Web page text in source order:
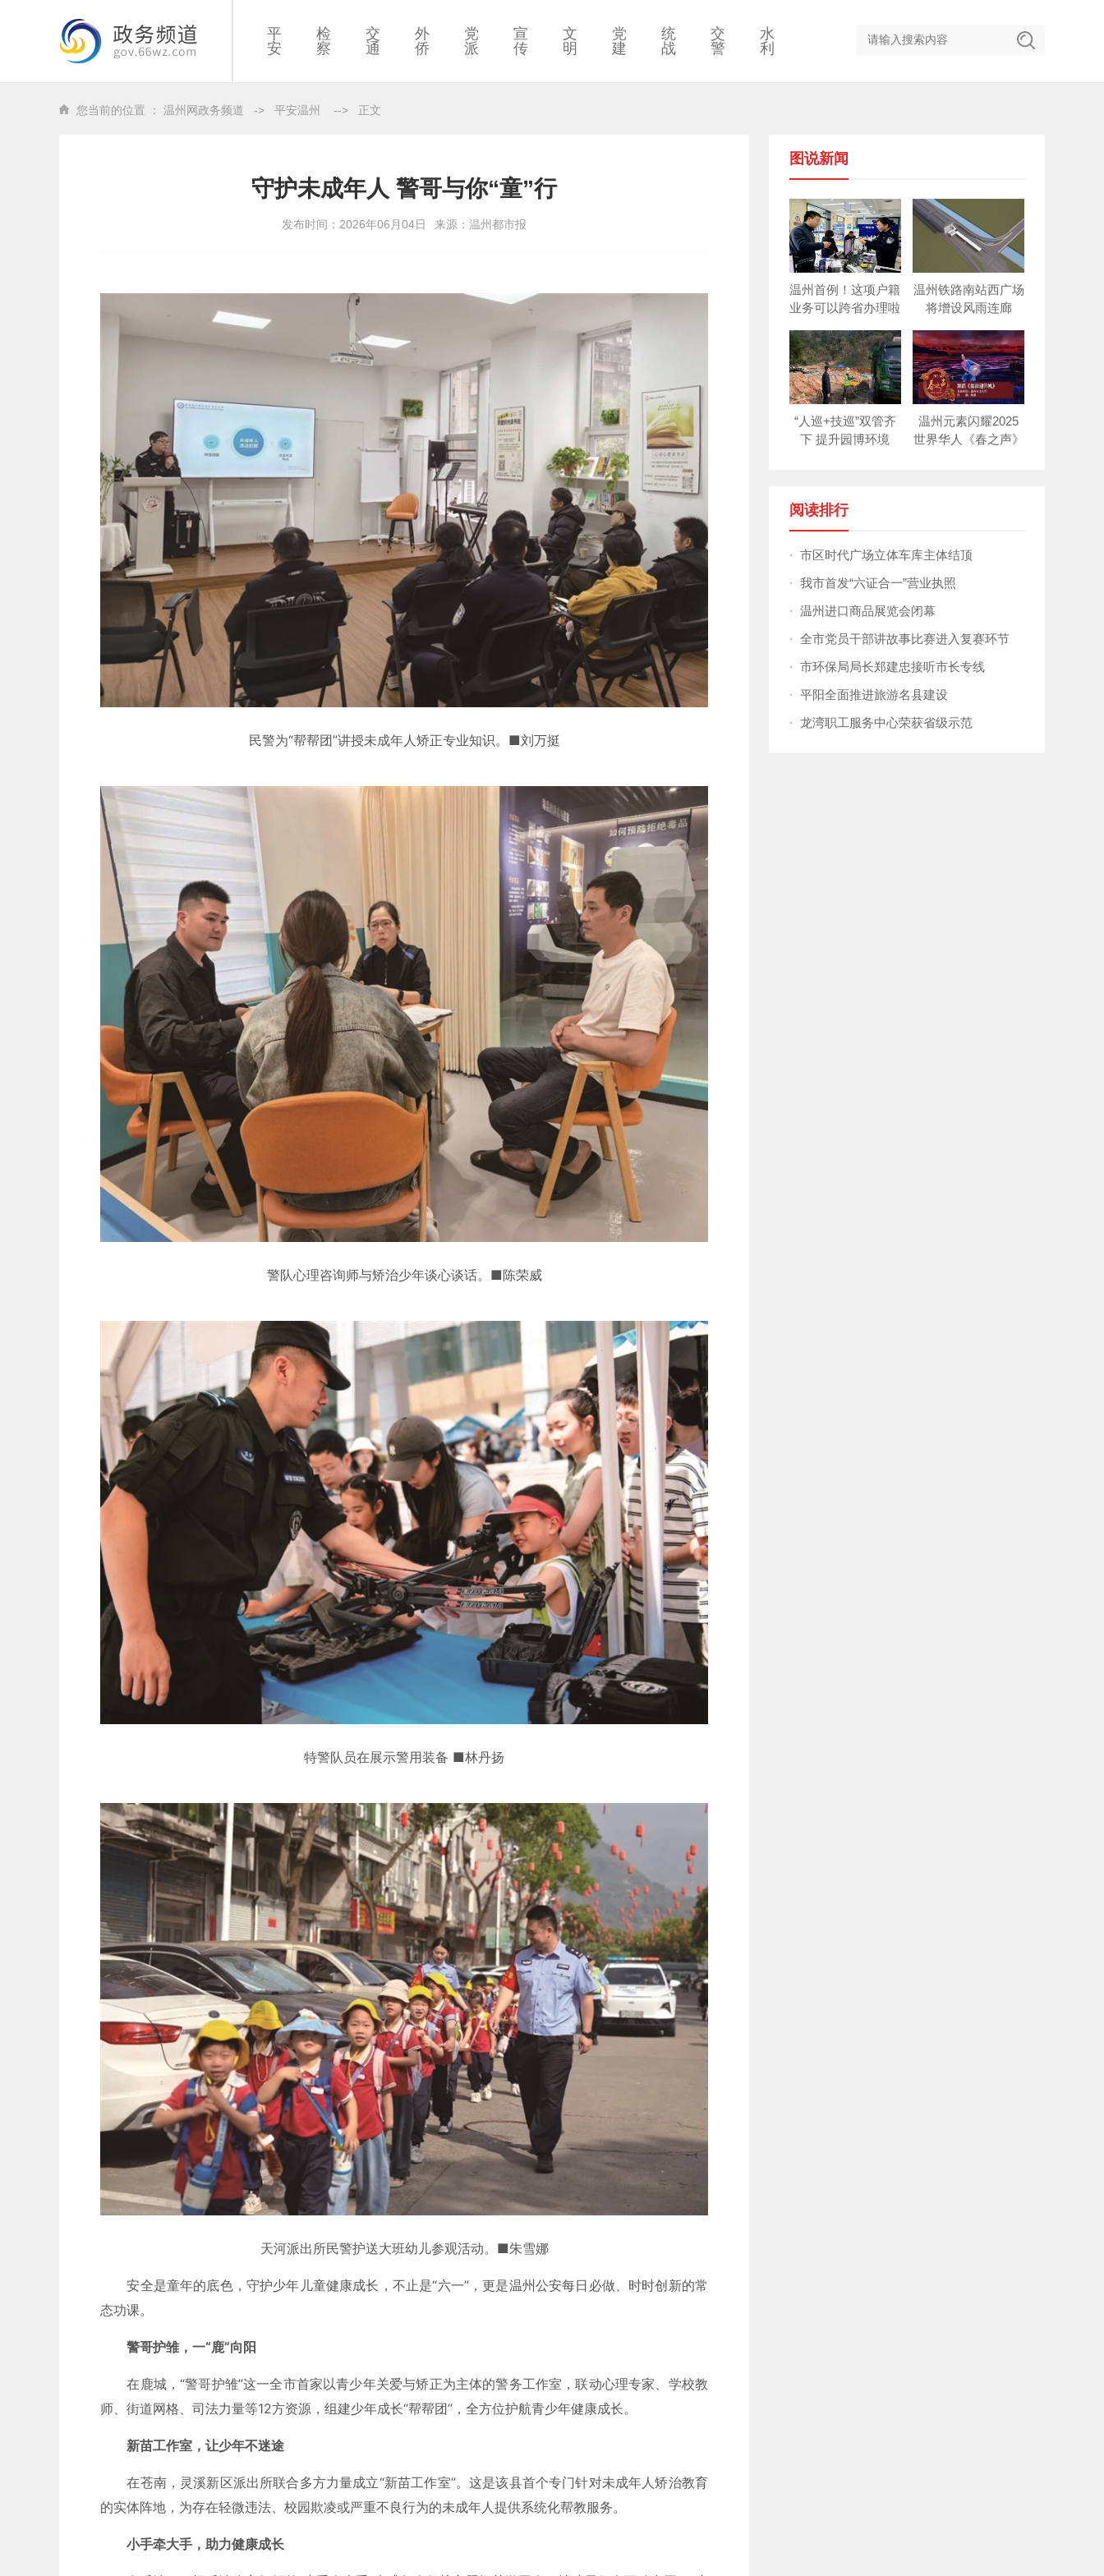
平
安
检
察
交
通
外
侨
党
派
宣
传
文
明
党
建
统
战
交
警
水
利
您当前的位置 ： 温州网政务频道 -> 平安温州 --> 正文
守护未成年人 警哥与你“童”行
发布时间：2026年06月04日 来源：温州都市报
民警为“帮帮团”讲授未成年人矫正专业知识。■刘万挺
警队心理咨询师与矫治少年谈心谈话。■陈荣威
特警队员在展示警用装备 ■林丹扬
天河派出所民警护送大班幼儿参观活动。■朱雪娜
安全是童年的底色，守护少年儿童健康成长，不止是“六一”，更是温州公安每日必做、时时创新的常
态功课。
警哥护雏，一“鹿”向阳
在鹿城，“警哥护雏”这一全市首家以青少年关爱与矫正为主体的警务工作室，联动心理专家、学校教
师、街道网格、司法力量等12方资源，组建少年成长“帮帮团”，全方位护航青少年健康成长。
新苗工作室，让少年不迷途
在苍南，灵溪新区派出所联合多方力量成立“新苗工作室”。这是该县首个专门针对未成年人矫治教育
的实体阵地，为存在轻微违法、校园欺凌或严重不良行为的未成年人提供系统化帮教服务。
小手牵大手，助力健康成长
图说新闻
温州首例！这项户籍
业务可以跨省办理啦
温州铁路南站西广场
将增设风雨连廊
“人巡+技巡”双管齐
下 提升园博环境
温州元素闪耀2025
世界华人《春之声》
阅读排行
· 市区时代广场立体车库主体结顶
· 我市首发“六证合一”营业执照
· 温州进口商品展览会闭幕
· 全市党员干部讲故事比赛进入复赛环节
· 市环保局局长郑建忠接听市长专线
· 平阳全面推进旅游名县建设
· 龙湾职工服务中心荣获省级示范